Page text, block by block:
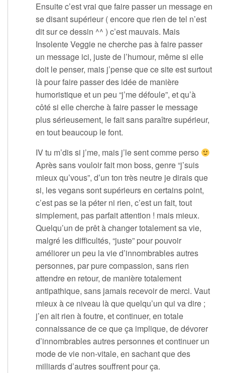
Ensuite c’est vrai que faire passer un message en
se disant supérieur ( encore que rien de tel n’est
dit sur ce dessin ^^ ) c’est mauvais. Mais
Insolente Veggie ne cherche pas à faire passer
un message ici, juste de l’humour, même si elle
doit le penser, mais j’pense que ce site est surtout
là pour faire passer des idée de manière
humoristique et un peu “j’me défoule”, et qu’à
côté si elle cherche à faire passer le message
plus sérieusement, le fait sans paraître supérieur,
en tout beaucoup le font.
IV tu m’dis si j’me, mais j’le sent comme perso
Après sans vouloir fait mon boss, genre “j’suis
mieux qu’vous”, d’un ton très neutre je dirais que
si, les vegans sont supérieurs en certains point,
c’est pas se la péter ni rien, c’est un fait, tout
simplement, pas parfait attention ! mais mieux.
Quelqu’un de prêt à changer totalement sa vie,
malgré les difficultés, “juste” pour pouvoir
améliorer un peu la vie d’innombrables autres
personnes, par pure compassion, sans rien
attendre en retour, de manière totalement
antipathique, sans jamais recevoir de merci. Vaut
mieux à ce niveau là que quelqu’un qui va dire ;
j’en ait rien à foutre, et continuer, en totale
connaissance de ce que ça implique, de dévorer
d’innombrables autres personnes et continuer un
mode de vie non-vitale, en sachant que des
milliards d’autres souffrent pour ça.